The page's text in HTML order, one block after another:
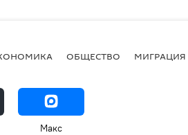
ОБЩЕСТВО МИГРАЦИЯ
Макс